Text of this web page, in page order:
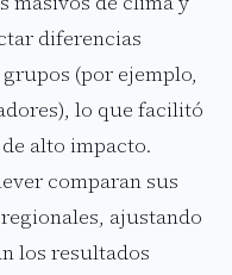
diferencias
(por ejemplo,
lo que facilitó
alto impacto.
comparan sus
ajustando
los resultados